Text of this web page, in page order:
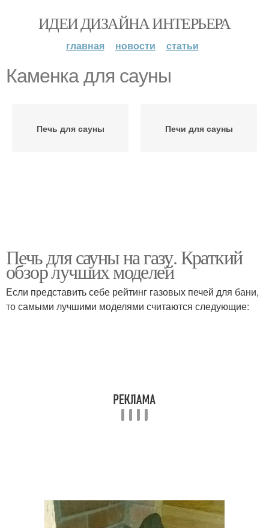
ИДЕИ ДИЗАЙНА ИНТЕРЬЕРА
главная новости статьи
Каменка для сауны
Печь для сауны Печи для сауны
Печь для сауны на газу. Краткий
обзор лучших моделей
Если представить себе рейтинг газовых печей для бани,
то самыми лучшими моделями считаются следующие: